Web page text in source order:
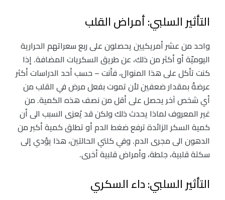
التأثير السلبي: أمراض القلب
واحد من عشر أمريكيين يحصلون على ربع سعراتهم الحرارية
اليوميّة أو أكثر من ذلك، عن طريق السكريات المضافة. إذا
كنت تأكل على هذا المنوال، فأنت – حسب أحد الدراسات أكثر
عرضةً بمقدار ضعفين لأن تموت بفعل مرض في القلب من
أي شخص آخر يحصل على أقل من نصف هذه الكمية. من
غير المعروف لماذا يحدث ذلك ولكن قد يُعزى السبب الى أن
كمية السكر الزائدة ترفع ضغط الدم أو تطلق كمية أكبر من
الدهون الى مجرى الدم. وفي كلتي الحالتين، هذا يؤدي إلى
سكتة قلبية، جلطة، وأمراض قلبية أخرى.
التأثير السلبي: داء السكري